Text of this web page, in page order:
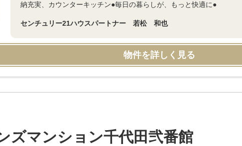
納充実、カウンターキッチン●毎日の暮らしが、もっと快適に●
センチュリー21ハウスパートナー 若松 和也
物件を詳しく見る
ズマンション千代田弐番館